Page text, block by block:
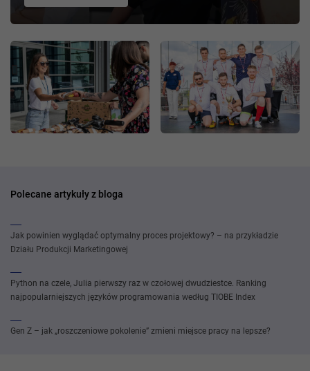
Polecane artykuły z bloga
Jak powinien wyglądać optymalny proces projektowy? – na przykładzie
Działu Produkcji Marketingowej
Python na czele, Julia pierwszy raz w czołowej dwudziestce. Ranking
najpopularniejszych języków programowania według TIOBE Index
Gen Z – jak „roszczeniowe pokolenie” zmieni miejsce pracy na lepsze?